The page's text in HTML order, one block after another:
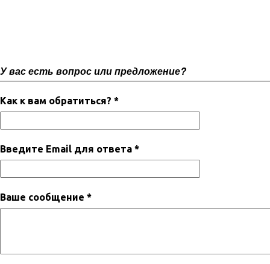
У вас есть вопрос или предложение?
Как к вам обратиться? *
Введите Email для ответа *
Ваше сообщение *